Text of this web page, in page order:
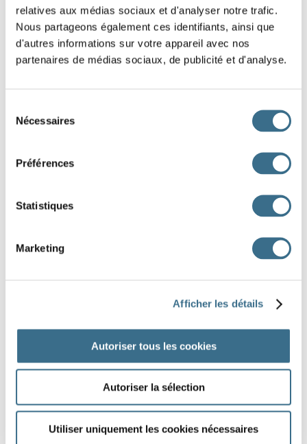
relatives aux médias sociaux et d'analyser notre trafic.
Nous partageons également ces identifiants, ainsi que
d'autres informations sur votre appareil avec nos
partenaires de médias sociaux, de publicité et d'analyse.
Nécessaires
Préférences
Statistiques
Marketing
Afficher les détails
Autoriser tous les cookies
Autoriser la sélection
Utiliser uniquement les cookies nécessaires
Attention à la majuscule en début de phrase, et au point
d'interrogation en fin de phrase.
la mis sel - tu du casserole.